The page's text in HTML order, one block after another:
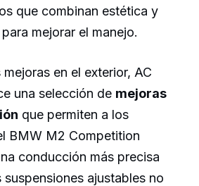
que combinan estética y
mejorar el manejo.
en el exterior, AC
una selección de mejoras
que permiten a los
BMW M2 Competition
conducción más precisa
ajustables no